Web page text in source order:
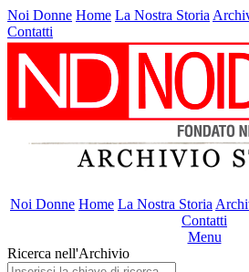
Noi Donne Home La Nostra Storia
Contatti
Noi Donne Home La Nostra Storia
Contatti
Menu
Ricerca nell'Archivio